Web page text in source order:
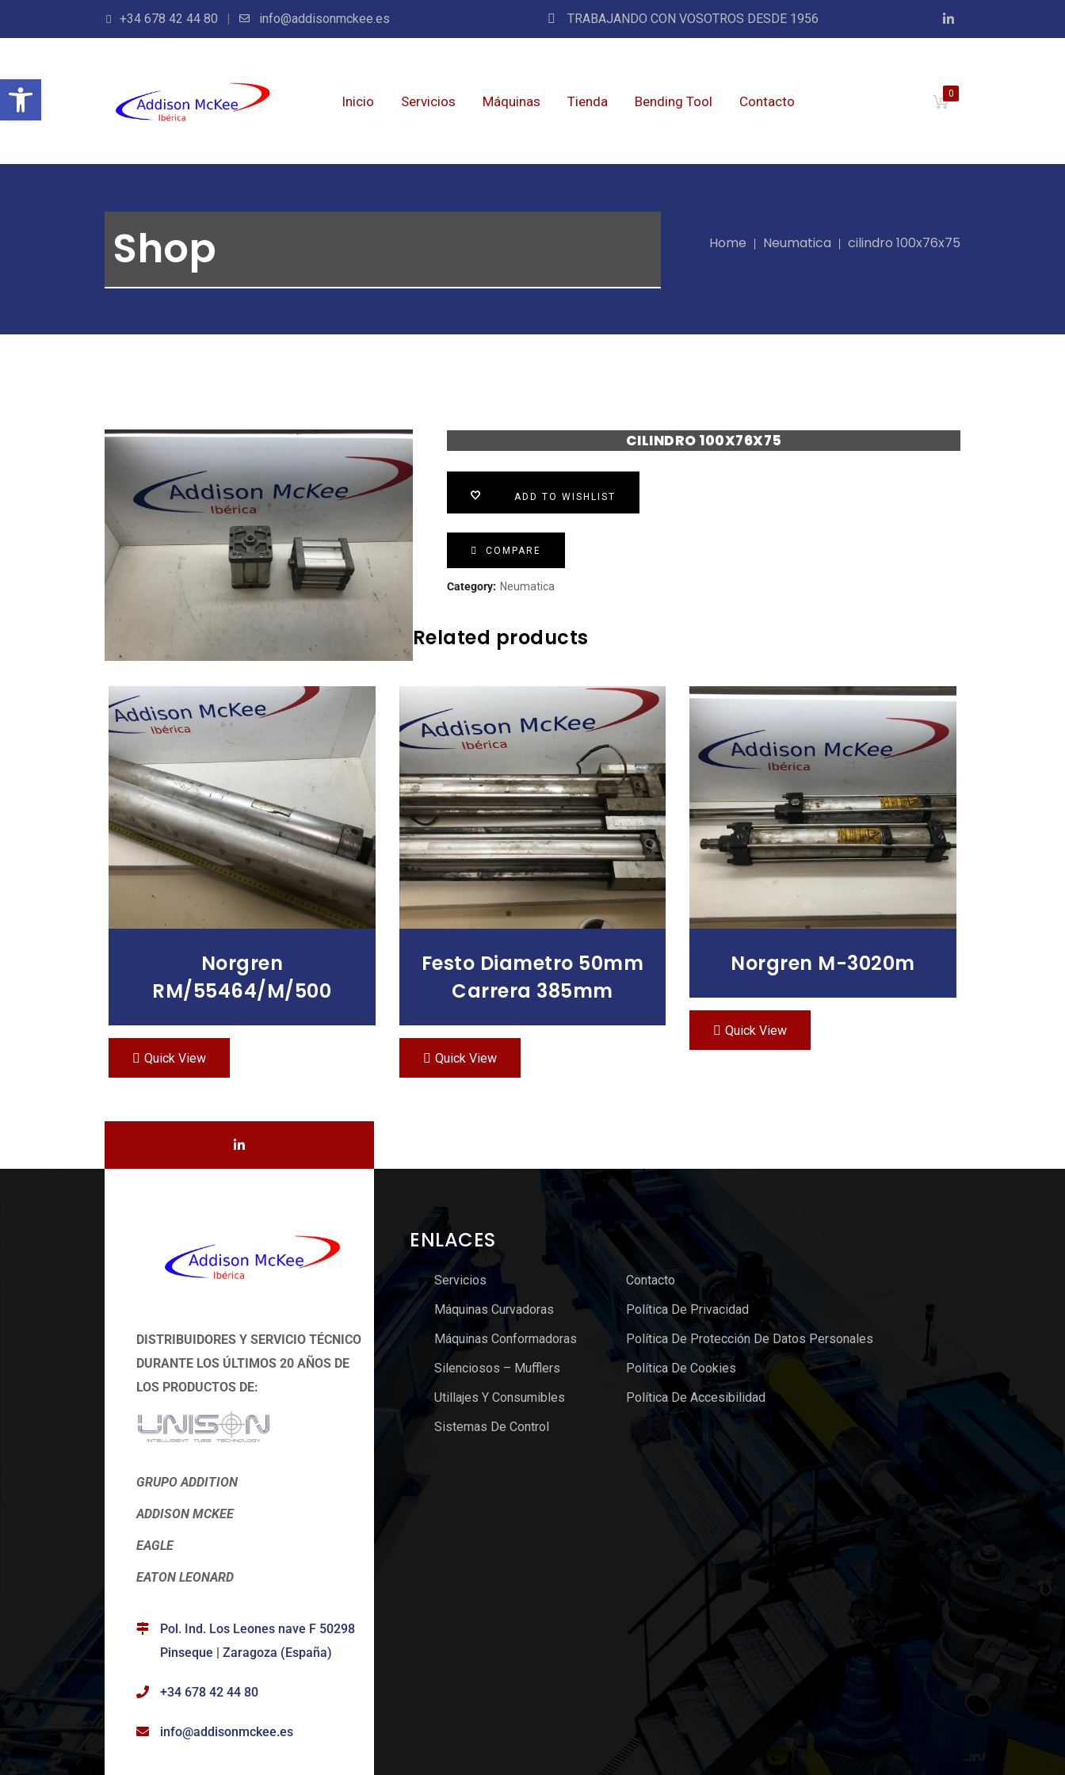
Abrir barra de herramientas
+34 678 42 44 80 info@addisonmckee.es TRABAJANDO CON VOSOTROS DESDE 1956
Inicio Servicios Máquinas Tienda Bending Tool Contacto 0
Shop Home Neumatica cilindro 100x76x75
CILINDRO 100X76X75
ADD TO WISHLIST
COMPARE
Category: Neumatica
Related products
Leer Más
Norgren
RM/55464/M/500
Quick View
Leer Más
Festo Diametro 50mm
Carrera 385mm
Quick View
Leer Más
Norgren M-3020m
Quick View
DISTRIBUIDORES Y SERVICIO TÉCNICO
DURANTE LOS ÚLTIMOS 20 AÑOS DE
LOS PRODUCTOS DE:
GRUPO ADDITION
ADDISON MCKEE
EAGLE
EATON LEONARD
Pol. Ind. Los Leones nave F 50298
Pinseque | Zaragoza (España)
+34 678 42 44 80
info@addisonmckee.es
ENLACES
Servicios
Máquinas Curvadoras
Máquinas Conformadoras
Silenciosos – Mufflers
Utillajes Y Consumibles
Sistemas De Control
Contacto
Política De Privacidad
Política De Protección De Datos Personales
Política De Cookies
Política De Accesibilidad